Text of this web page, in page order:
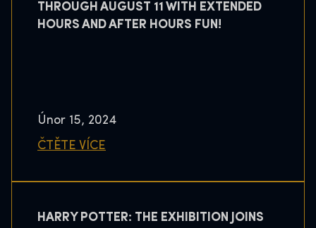
THROUGH AUGUST 11 WITH EXTENDED
HOURS AND AFTER HOURS FUN!
Únor 15, 2024
ČTĚTE VÍCE
HARRY POTTER: THE EXHIBITION JOINS